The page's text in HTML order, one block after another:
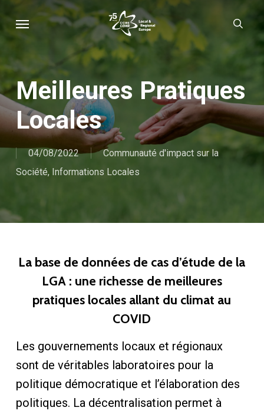
content
Menu
Meilleures Pratiques
Locales
04/08/2022
Communauté d'impact sur la
Société, Informations Locales
La base de données de cas d’étude de la
LGA : une richesse de meilleures
pratiques locales allant du climat au
COVID
Les gouvernements locaux et régionaux
sont de véritables laboratoires pour la
politique démocratique et l’élaboration des
politiques. La décentralisation permet à